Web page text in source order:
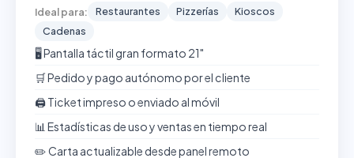
Ideal para: Restaurantes Pizzerías
Kioscos
Cadenas
🖥️ Pantalla táctil gran formato 21"
🛒 Pedido y pago autónomo por el cliente
🖨️ Ticket impreso o enviado al móvil
📊 Estadísticas de uso y ventas en tiempo real
✏️ Carta actualizable desde panel remoto